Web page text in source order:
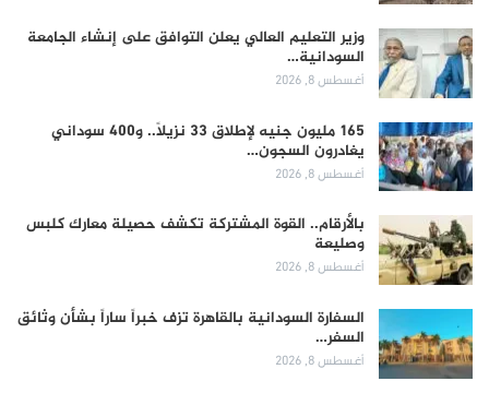
وزير التعليم العالي يعلن التوافق على إنشاء الجامعة
السودانية…
أغسطس 8, 2026
165 مليون جنيه لإطلاق 33 نزيلاً.. و400 سوداني
يغادرون السجون…
أغسطس 8, 2026
بالأرقام.. القوة المشتركة تكشف حصيلة معارك كلبس
وصليعة
أغسطس 8, 2026
السفارة السودانية بالقاهرة تزف خبراً ساراً بشأن وثائق
السفر…
أغسطس 8, 2026